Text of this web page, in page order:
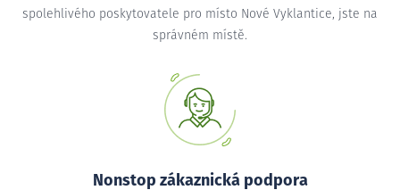
spolehlivého poskytovatele pro místo Nové Vyklantice, jste na
správném místě.
Nonstop zákaznická podpora